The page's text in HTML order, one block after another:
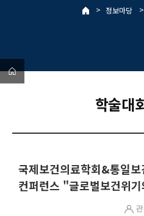
> 정보마당 >
학술대
국제보건의료학회&통일
컨퍼런스 "글로벌보건위